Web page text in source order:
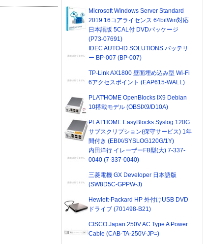
Microsoft Windows Server Standard
2019 16コアライセンス 64bitWin対応
日本語版 5CAL付 DVDパッケージ
(P73-07691)
IDEC AUTO-ID SOLUTIONS バッテリ
ー BP-007 (BP-007)
TP-Link AX1800 壁面埋め込み型 Wi-Fi
6アクセスポイント (EAP615-WALL)
PLAT'HOME OpenBlocks IX9 Debian
10搭載モデル (OBSIX9/D10A)
PLAT'HOME EasyBlocks Syslog 120G
サブスクリプション(保守サービス) 1年
間付き (EBIX/SYSLOG120G/1Y)
内田洋行 イレーザーFB型(大) 7-337-
0040 (7-337-0040)
三菱電機 GX Developer 日本語版
(SW8D5C-GPPW-J)
Hewlett-Packard HP 外付けUSB DVD
ドライブ (701498-B21)
CISCO Japan 250V AC Type A Power
Cable (CAB-TA-250V-JP=)